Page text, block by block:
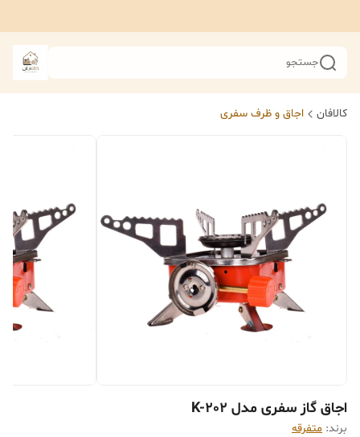
جستجو
کالافان اجاق و ظرف سفری
اجاق گاز سفری مدل K-202
برند: متفرقه